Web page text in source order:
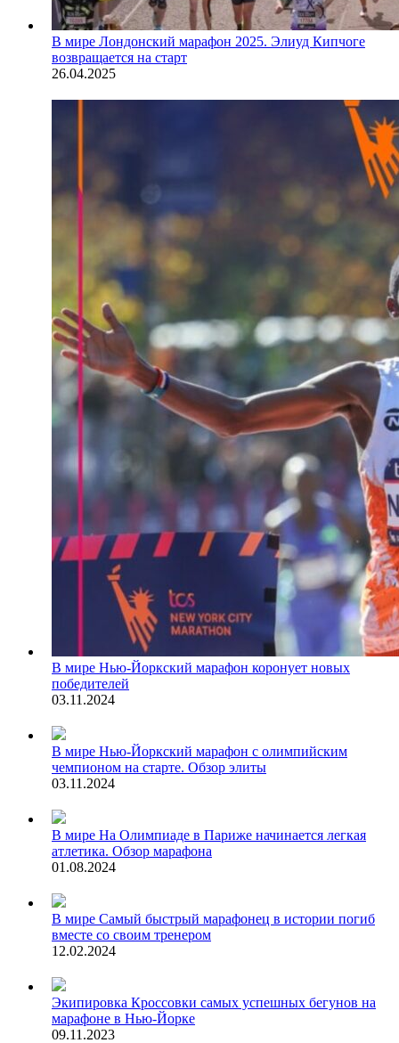
В мире Лондонский марафон 2025. Элиуд Кипчоге
возвращается на старт
26.04.2025
В мире Нью-Йоркский марафон коронует новых
победителей
03.11.2024
В мире Нью-Йоркский марафон с олимпийским
чемпионом на старте. Обзор элиты
03.11.2024
В мире На Олимпиаде в Париже начинается легкая
атлетика. Обзор марафона
01.08.2024
В мире Самый быстрый марафонец в истории погиб
вместе со своим тренером
12.02.2024
Экипировка Кроссовки самых успешных бегунов на
марафоне в Нью-Йорке
09.11.2023